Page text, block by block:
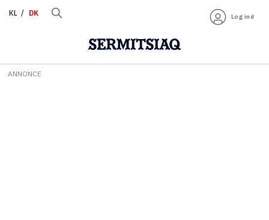
KL DK Log ind
ANNONCE